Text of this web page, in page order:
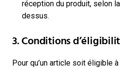
réception du produit, selon
dessus.
3. Conditions
Pour qu’un article soit éligible